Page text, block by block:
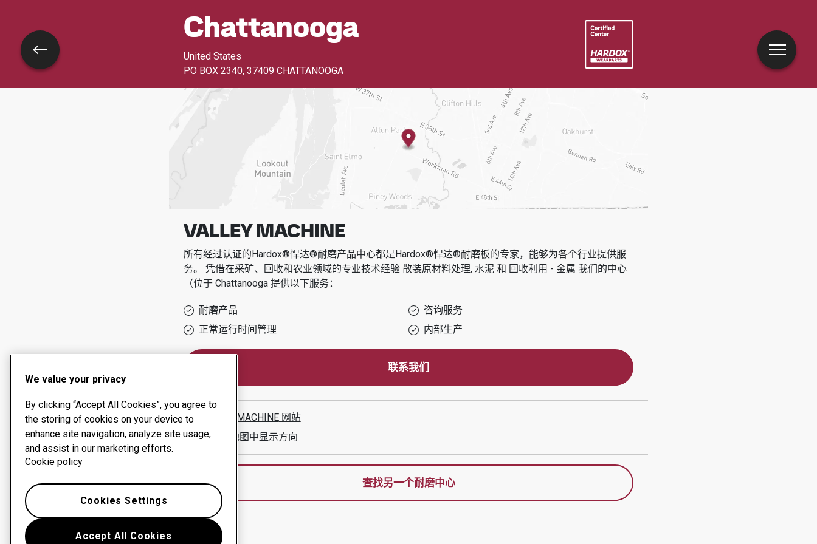
Chattanooga
United States
PO BOX 2340, 37409 CHATTANOOGA
VALLEY MACHINE
所有经过认证的Hardox®悍达®耐磨产品中心都是Hardox®悍达®耐磨板的专家，能够为各个行业提供服
务。 凭借在采矿、回收和农业领域的专业技术经验 散装原材料处理, 水泥 和 回收利用 - 金属 我们的中心
（位于 Chattanooga提供以下服务：
耐磨产品
咨询服务
正常运行时间管理
内部生产
联系我们
VALLEY MACHINE 网站
在谷歌地图中显示方向
查找另一个耐磨中心
返回
We value your privacy
By clicking “Accept All Cookies”, you agree to
the storing of cookies on your device to
enhance site navigation, analyze site usage,
and assist in our marketing efforts.
Cookie policy
Accept All Cookies
Cookies Settings